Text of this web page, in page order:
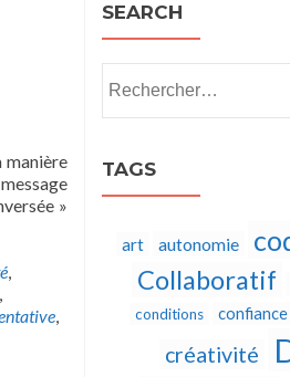
manière
»
,
,
,
SEARCH
TAGS
art autonomie
Collaboratif
conditions confiance
créativité